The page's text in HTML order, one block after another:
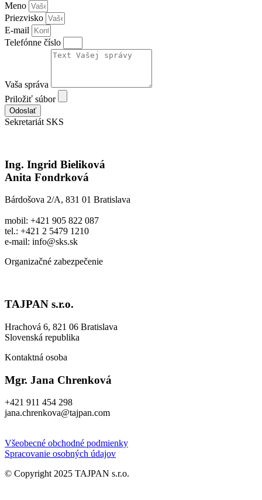
Meno
Priezvisko
E-mail
Telefónne číslo
Vaša správa
Priložiť súbor
Odoslať
Sekretariát SKS
Ing. Ingrid Bieliková
Anita Fondrková
Bárdošova 2/A, 831 01 Bratislava
mobil: +421 905 822 087
tel.: +421 2 5479 1210
e-mail: info@sks.sk
Organizačné zabezpečenie
TAJPAN s.r.o.
Hrachová 6, 821 06 Bratislava
Slovenská republika
Kontaktná osoba
Mgr. Jana Chrenková
+421 911 454 298
jana.chrenkova@tajpan.com
Všeobecné obchodné podmienky
Spracovanie osobných údajov
© Copyright 2025 TAJPAN s.r.o.